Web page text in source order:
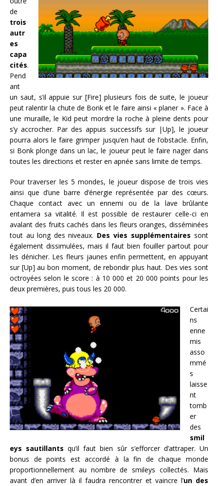
de
trois
autr
es
capa
cités.
Pend
ant
un saut, s’il appuie sur [Fire] plusieurs fois de suite, le joueur
peut ralentir la chute de Bonk et le faire ainsi « planer ». Face à
une muraille, le Kid peut mordre la roche à pleine dents pour
s’y accrocher. Par des appuis successifs sur |Up], le joueur
pourra alors le faire grimper jusqu’en haut de l’obstacle. Enfin,
si Bonk plonge dans un lac, le joueur peut le faire nager dans
toutes les directions et rester en apnée sans limite de temps.
Pour traverser les 5 mondes, le joueur dispose de trois vies
ainsi que d’une barre d’énergie représentée par des cœurs.
Chaque contact avec un ennemi ou de la lave brûlante
entamera sa vitalité. Il est possible de restaurer celle-ci en
avalant des fruits cachés dans les fleurs oranges, disséminées
tout au long des niveaux. Des vies supplémentaires sont
également dissimulées, mais il faut bien fouiller partout pour
les dénicher. Les fleurs jaunes enfin permettent, en appuyant
sur [Up] au bon moment, de rebondir plus haut. Des vies sont
octroyées selon le score : à 10 000 et 20 000 points pour les
deux premières, puis tous les 20 000.
Certai
ns
enne
mis
asso
mmé
s
laisse
nt
tomb
er
des
smil
eys sautillants qu’il faut bien sûr s’efforcer d’attraper. Un
bonus de points est accordé à la fin de chaque monde
proportionnellement au nombre de smileys collectés. Mais
avant d’en arriver là il faudra rencontrer et vaincre l’un des